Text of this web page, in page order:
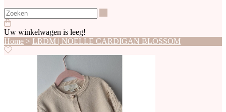
Uw winkelwagen is leeg!
Home > LRDM | NOELLE CARDIGAN BLOSSOM